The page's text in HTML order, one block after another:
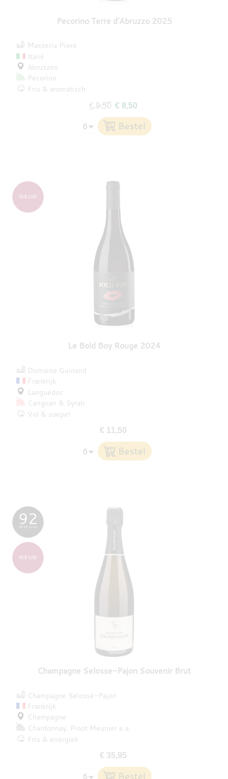
Pecorino Terre d'Abruzzo 2025
Masseria Piave
Italië
Abruzzen
Pecorino
Fris & aromatisch
€ 9,50 € 8,50
Le Bold Boy Rouge 2024
NIEUW
Domaine Guinand
Frankrijk
Languedoc
Carignan
Syrah
Vol & soepel
€ 11,50
Champagne Selosse-Pajon Souvenir Brut
92
PETIT CLOS
NIEUW
Champagne Selosse-Pajon
Frankrijk
Champagne
Chardonnay Pinot Meunier e.a.
Fris & energiek
€ 35,95